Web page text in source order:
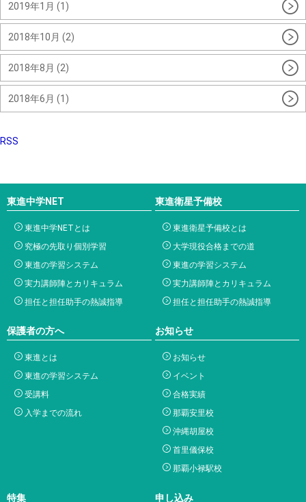
2019年1月 (1)
2018年10月 (2)
2018年8月 (2)
2018年6月 (1)
RSS
東進中学NET
東進中学NETとは
究極の先取り個別学習
東進の学習システム
実力講師陣とカリキュラム
担任と担任助手の熱誠指導
東進衛星予備校
東進衛星予備校とは
大学現役合格までの道
東進の学習システム
実力講師陣とカリキュラム
担任と担任助手の熱誠指導
保護者の方へ
東進とは
東進の学習システム
受講料
入学までの流れ
お知らせ
お知らせ
イベント
合格実績
那覇安里校
沖縄胡屋校
首里儀保校
那覇小禄駅校
特集 申し込み